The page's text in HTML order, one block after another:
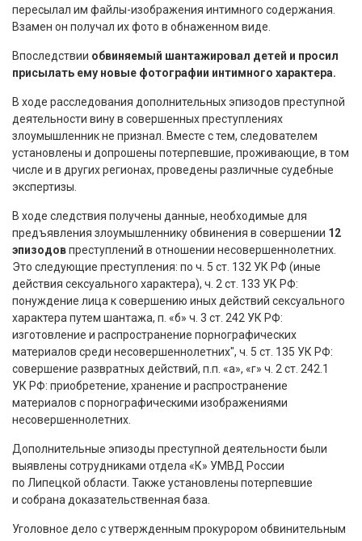
пересылал им файлы-изображения интимного содержания.
Взамен он получал их фото в обнаженном виде.
Впоследствии обвиняемый шантажировал детей и просил
присылать ему новые фотографии интимного характера.
В ходе расследования дополнительных эпизодов преступной
деятельности вину в совершенных преступлениях
злоумышленник не признал. Вместе с тем, следователем
установлены и допрошены потерпевшие, проживающие, в том
числе и в других регионах, проведены различные судебные
экспертизы.
В ходе следствия получены данные, необходимые для
предъявления злоумышленнику обвинения в совершении 12
эпизодовпреступлений в отношении несовершеннолетних.
Это следующие преступления: по ч. 5 ст. 132 УК РФ (иные
действия сексуального характера), ч. 2 ст. 133 УК РФ:
понуждение лица к совершению иных действий сексуального
характера путем шантажа, п. «б» ч. 3 ст. 242 УК РФ:
изготовление и распространение порнографических
материалов среди несовершеннолетних", ч. 5 ст. 135 УК РФ:
совершение развратных действий, п.п. «а», «г» ч. 2 ст. 242.1
УК РФ: приобретение, хранение и распространение
материалов с порнографическими изображениями
несовершеннолетних.
Дополнительные эпизоды преступной деятельности были
выявлены сотрудниками отдела «К» УМВД России
по Липецкой области. Также установлены потерпевшие
и собрана доказательственная база.
Уголовное дело с утвержденным прокурором обвинительным